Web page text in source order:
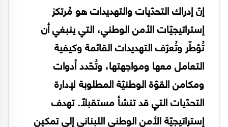
إنّ إدراك التحدّيات والتهديدات هو مُرتكز
إستراتيجيّات الأمن الوطني، التي ينبغي أن
تُؤطّر وتُعرّف التهديدات القائمة وكيفية
التعامل معها ومواجهتها، وتُحّدد أدوات
ومكامن القوّة الوطنيّة المطلوبة لإدارة
التحدّيات التي قد تنشأ مستقبلاً. تهدف
إستراتيجيّة الأمن الوطني اللبناني إلى تمكين